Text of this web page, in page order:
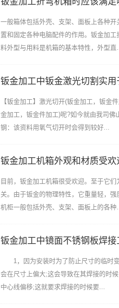
一般箱体包括外壳、支架、面板上各种
置和固定各种电脑配件的作用。钣金加
料外型与用料是机箱的基本特性，外型直
钣金加工中钣金激光切割实
【钣金加工】激光切开(钣金加工，钣金
金加工，钣金件加工)呢?如今就由我司
钢：该资料用氧气切开时会得到较好...
钣金加工机箱外观和材质受欢
目前，钣金加工机箱很受欢迎。至于它
关。由于钣金的物理特性，它重量轻，
机柜一般包括外壳、支架、面板上的各种
钣金加工中镜面不锈钢板焊接
1，因为安装时为了防止尺寸的临时变
会在尺寸上偏大;这会导致在其焊接的时
中心线偏移;这就要求焊接的时候要...